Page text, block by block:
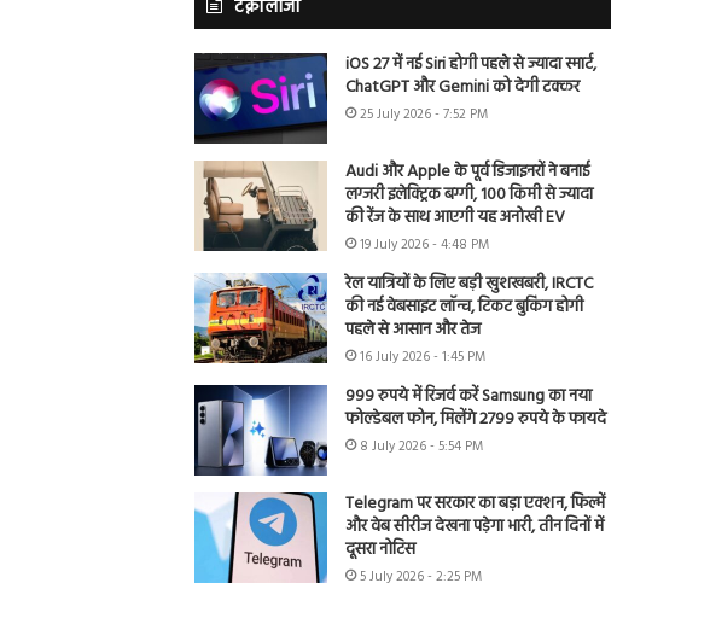
टेक्नोलॉजी
iOS 27 में नई Siri होगी पहले से ज्यादा स्मार्ट,
ChatGPT और Gemini को देगी टक्कर
25 July 2026 - 7:52 PM
Audi और Apple के पूर्व डिजाइनरों ने बनाई
लग्जरी इलेक्ट्रिक बग्गी, 100 किमी से ज्यादा
की रेंज के साथ आएगी यह अनोखी EV
19 July 2026 - 4:48 PM
रेल यात्रियों के लिए बड़ी खुशखबरी, IRCTC
की नई वेबसाइट लॉन्च, टिकट बुकिंग होगी
पहले से आसान और तेज
16 July 2026 - 1:45 PM
999 रुपये में रिजर्व करें Samsung का नया
फोल्डेबल फोन, मिलेंगे 2799 रुपये के फायदे
8 July 2026 - 5:54 PM
Telegram पर सरकार का बड़ा एक्शन, फिल्में
और वेब सीरीज देखना पड़ेगा भारी, तीन दिनों में
दूसरा नोटिस
5 July 2026 - 2:25 PM